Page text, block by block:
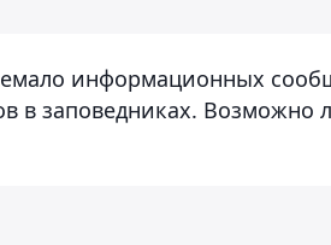
информационных
в заповедниках. Возможно